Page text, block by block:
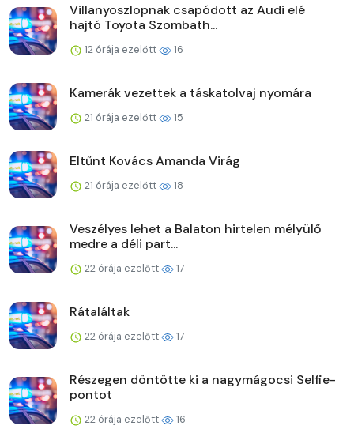
Villanyoszlopnak csapódott az Audi elé
hajtó Toyota Szombath...
12 órája ezelőtt 16
Kamerák vezettek a táskatolvaj nyomára
21 órája ezelőtt 15
Eltűnt Kovács Amanda Virág
21 órája ezelőtt 18
Veszélyes lehet a Balaton hirtelen mélyülő
medre a déli part...
22 órája ezelőtt 17
Rátaláltak
22 órája ezelőtt 17
Részegen döntötte ki a nagymágocsi Selfie-
pontot
22 órája ezelőtt 16